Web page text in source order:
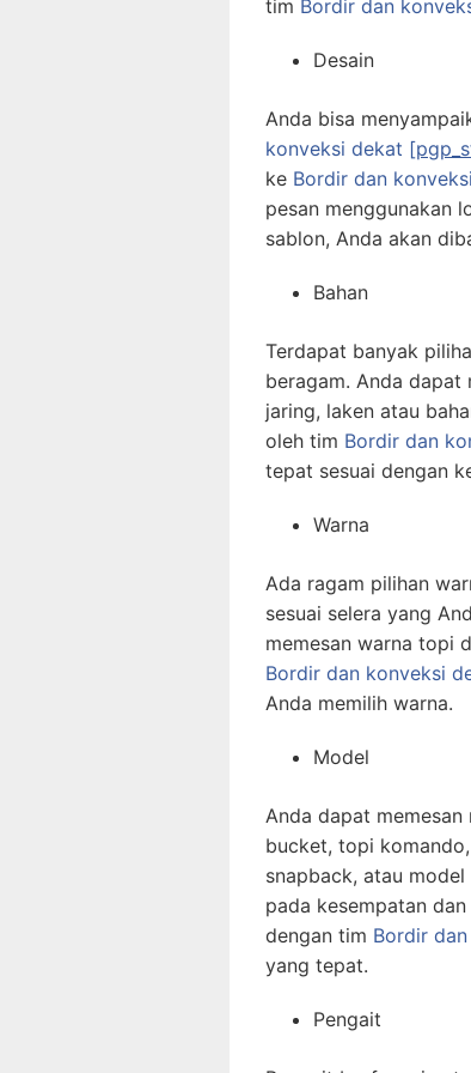
tim Bordir dan
Desain
Anda bisa
konveksi dekat
ke Bordir dan
pesan menggunakan
sablon, Anda akan
Bahan
Terdapat banyak
beragam. Anda dapat
jaring, laken atau
oleh tim Bordir dan
tepat sesuai dengan
Warna
Ada ragam pilihan
sesuai selera yang
memesan warna topi
Bordir dan konveksi
Anda memilih warna.
Model
Anda dapat
bucket, topi
snapback, atau
pada kesempatan
dengan tim Bordir
yang tepat.
Pengait